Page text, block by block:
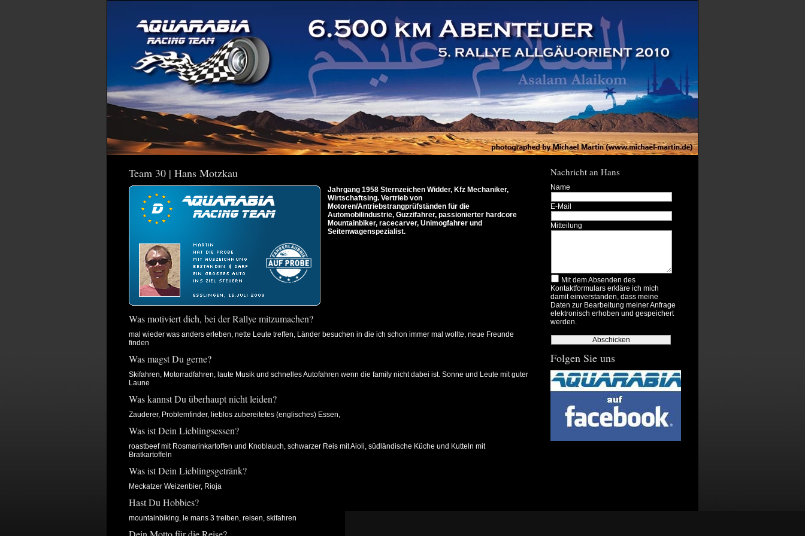
Team 30 | Hans Motzkau
Jahrgang 1958 Sternzeichen Widder, Kfz Mechaniker,
Wirtschaftsing. Vertrieb von
Motoren/Antriebstrangprüfständen für die
Automobilindustrie, Guzzifahrer, passionierter hardcore
Mountainbiker, racecarver, Unimogfahrer und
Seitenwagenspezialist.
Was motiviert dich, bei der Rallye mitzumachen?
mal wieder was anders erleben, nette Leute treffen, Länder besuchen in die ich schon immer mal wollte, neue Freunde
finden
Was magst Du gerne?
Skifahren, Motorradfahren, laute Musik und schnelles Autofahren wenn die family nicht dabei ist. Sonne und Leute mit guter
Laune
Was kannst Du überhaupt nicht leiden?
Zauderer, Problemfinder, lieblos zubereitetes (englisches) Essen,
Was ist Dein Lieblingsessen?
roastbeef mit Rosmarinkartoffen und Knoblauch, schwarzer Reis mit Aioli, südländische Küche und Kutteln mit
Bratkartoffeln
Was ist Dein Lieblingsgetränk?
Meckatzer Weizenbier, Rioja
Hast Du Hobbies?
mountainbiking, le mans 3 treiben, reisen, skifahren
Nachricht an Hans
Name
E-Mail
Mitteilung
Mit dem Absenden des
Kontaktformulars erkläre ich mich
damit einverstanden, dass meine
Daten zur Bearbeitung meiner Anfrage
elektronisch erhoben und gespeichert
werden.
Folgen Sie uns